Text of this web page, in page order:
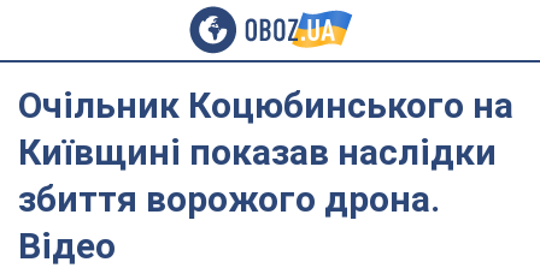
Очільник Коцюбинського на
Київщині показав наслідки
збиття ворожого дрона.
Відео